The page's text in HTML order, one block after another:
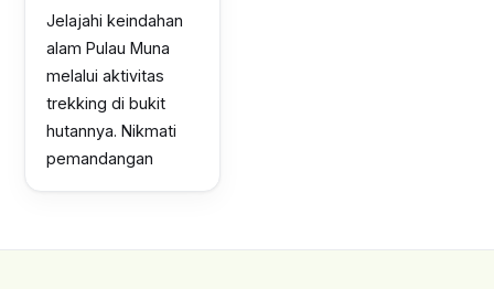
Jelajahi keindahan
alam Pulau Muna
melalui aktivitas
trekking di bukit
hutannya. Nikmati
pemandangan